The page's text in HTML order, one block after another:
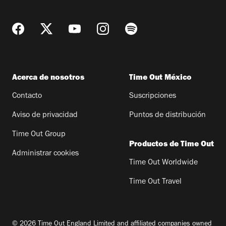
Acerca de nosotros
Contacto
Aviso de privacidad
Time Out Group
Administrar cookies
Time Out México
Suscripciones
Puntos de distribución
Productos de Time Out
Time Out Worldwide
Time Out Travel
© 2026 Time Out England Limited and affiliated companies owned